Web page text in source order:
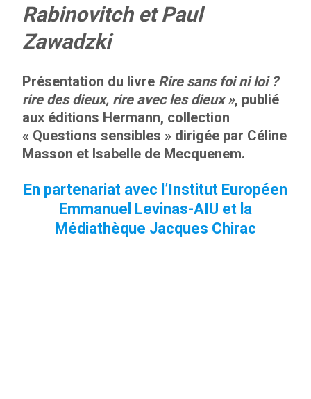
Rabinovitch et Paul
Zawadzki
Présentation du livre Rire sans foi ni loi ?
rire des dieux, rire avec les dieux », publié
aux éditions Hermann, collection
« Questions sensibles » dirigée par Céline
Masson et Isabelle de Mecquenem.
En partenariat avec l’Institut Européen
Emmanuel Levinas-AIU et la
Médiathèque Jacques Chirac